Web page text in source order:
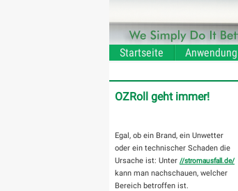
Skip
content
Startseite Anwendung
OZRoll geht immer!
Egal, ob ein Brand, ein Unwetter
oder ein technischer Schaden die
Ursache ist: Unter //stromausfall.de/
kann man nachschauen, welcher
Bereich betroffen ist.